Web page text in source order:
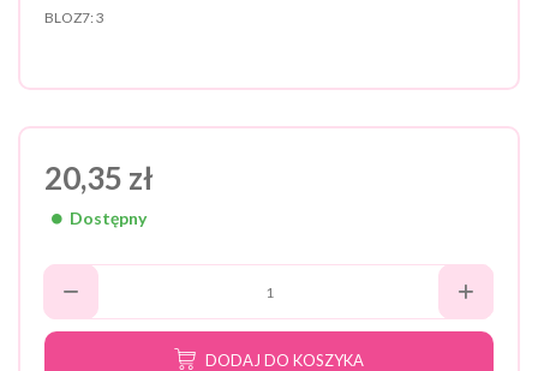
BLOZ7: 3
20,35 zł
Dostępny
DODAJ DO KOSZYKA